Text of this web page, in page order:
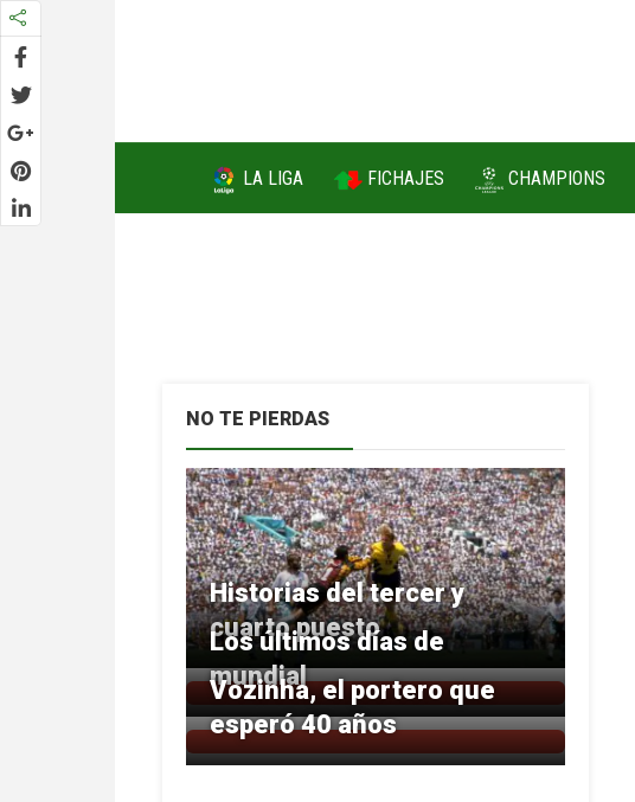
LA LIGA FICHAJES CHAMPIONS
NO TE PIERDAS
Historias del tercer y
cuarto puesto
Los últimos días de
mundial
Vozinha, el portero que
esperó 40 años